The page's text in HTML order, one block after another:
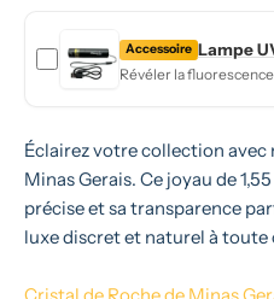
Accessoire Lampe
Révéler la
Éclairez votre collection avec
Minas Gerais. Ce joyau de
précise et sa transparence
luxe discret et naturel à toute